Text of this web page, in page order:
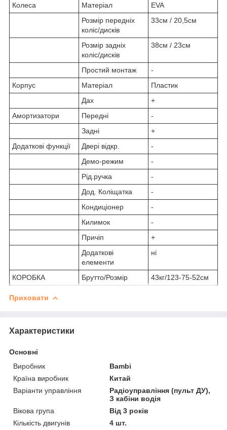
Колеса Матеріал
EVA
Розмір передніх
коліс/дисків
33см / 20,5см
Розмір задніх
коліс/дисків
38см / 23см
Простий монтаж
-
Корпус
Матеріал
Пластик
Дах
+
Амортизатори
Передні
-
Задні
+
Додаткові функції
Двері відкр.
-
Демо-режим
-
Рід.ручка
-
Дод. Коліщатка
-
Кондиціонер
-
Килимок
-
Причіп
+
Додаткові
елементи
ні
КОРОБКА Брутто/Розмір 43кг/123-75-52см
Приховати
Характеристики
Основні
Виробник
Bambi
Країна виробник
Китай
Варіанти управління
Радіоуправління (пульт ДУ),
З кабіни водія
Вікова група
Від 3 років
Кількість двигунів
4 шт.